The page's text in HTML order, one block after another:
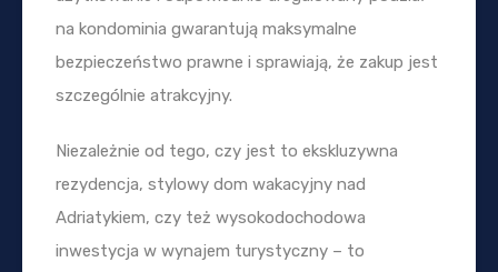
na kondominia gwarantują maksymalne
bezpieczeństwo prawne i sprawiają, że zakup jest
szczególnie atrakcyjny.
Niezależnie od tego, czy jest to ekskluzywna
rezydencja, stylowy dom wakacyjny nad
Adriatykiem, czy też wysokodochodowa
inwestycja w wynajem turystyczny – to